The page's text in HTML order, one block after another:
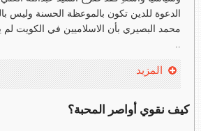
الدعوة للدين تكون بالموعظة الحسنة وليس
محمد البصيري بأن الاسلاميين في الكويت
..
المزيد
كيف نقوي أواصر المحبة؟